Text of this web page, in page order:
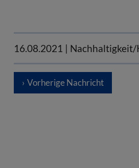
16.08.2021 |
Vorherige Nachricht